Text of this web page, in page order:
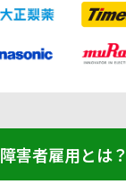
障害者雇用とは？